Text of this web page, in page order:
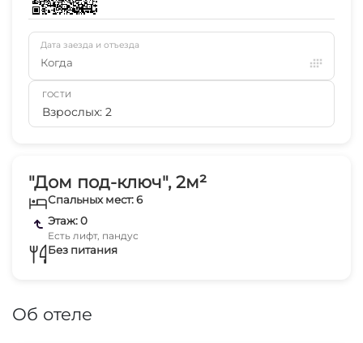
"Дом под-ключ", 2м²
Спальных мест: 6
Этаж: 0
Есть лифт, пандус
Без питания
Об отеле
Дата заезда и отъезда
Когда
ГОСТИ
Взрослых: 2